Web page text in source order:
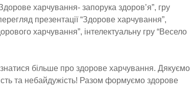
харчування- запорука здоровʼя”, гру
презентації “Здорове харчування”,
харчування”, інтелектуальну гру “Весело
більше про здорове харчування. Дякуємо
та небайдужість! Разом формуємо здорове